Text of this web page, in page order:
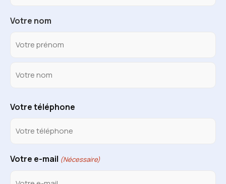
Votre nom
Votre téléphone
Votre e-mail (Nécessaire)